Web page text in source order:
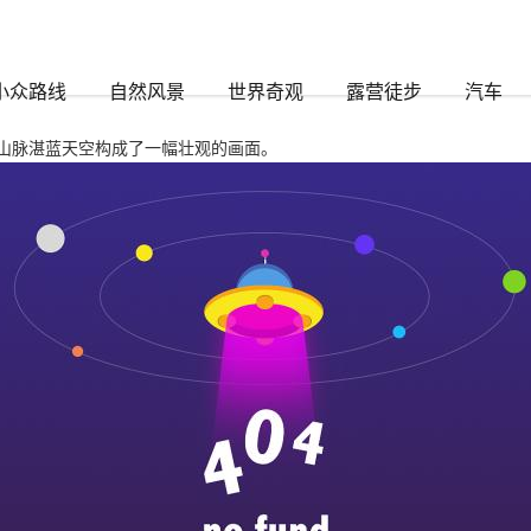
众路线 自然风景 世界奇观 露营徒步 汽车
湛蓝天空构成了一幅壮观的画面。